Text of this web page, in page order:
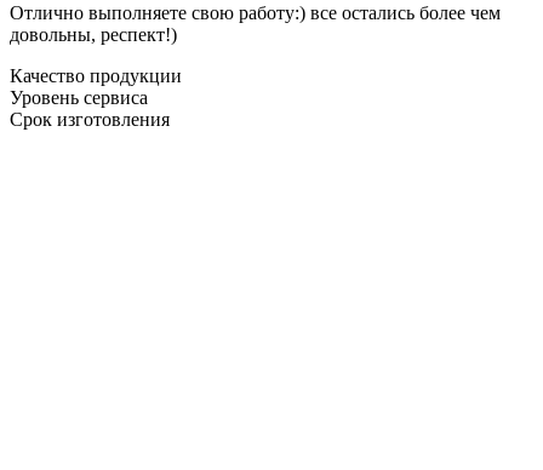
Отлично выполняете свою работу:) все остались более чем
довольны, респект!)
Качество продукции
Уровень сервиса
Срок изготовления